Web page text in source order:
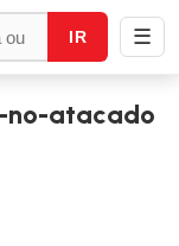
IR ☰
no-atacado